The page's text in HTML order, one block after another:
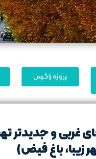
پروژه زاگرس
غربی و جدیدتر
زیبا، باغ فیض)